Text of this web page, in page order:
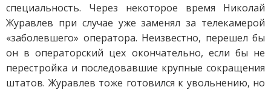
специальность. Через некоторое время Николай
Журавлев при случае уже заменял за телекамерой
«заболевшего» оператора. Неизвестно, перешел бы
он в операторский цех окончательно, если бы не
перестройка и последовавшие крупные сокращения
штатов. Журавлев тоже готовился к увольнению, но